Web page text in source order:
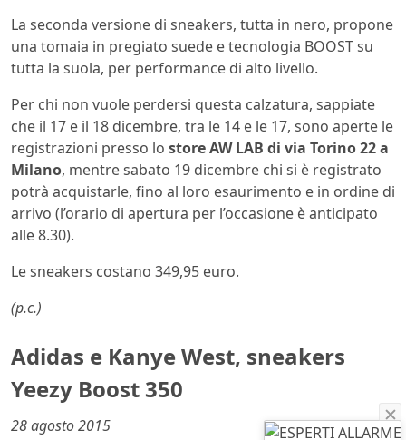
La seconda versione di sneakers, tutta in nero, propone
una tomaia in pregiato suede e tecnologia BOOST su
tutta la suola, per performance di alto livello.
Per chi non vuole perdersi questa calzatura, sappiate
che il 17 e il 18 dicembre, tra le 14 e le 17, sono aperte le
registrazioni presso lo store AW LAB di via Torino 22 a
Milano, mentre sabato 19 dicembre chi si è registrato
potrà acquistarle, fino al loro esaurimento e in ordine di
arrivo (l’orario di apertura per l’occasione è anticipato
alle 8.30).
Le sneakers costano 349,95 euro.
(p.c.)
Adidas e Kanye West, sneakers
Yeezy Boost 350
28 agosto 2015